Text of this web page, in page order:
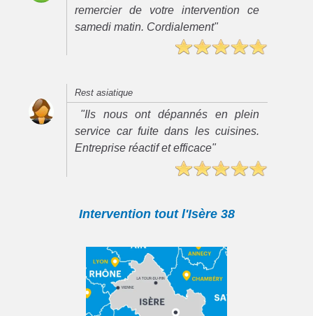
remercier de votre intervention ce
samedi matin. Cordialement"
Rest asiatique
"Ils nous ont dépannés en plein
service car fuite dans les cuisines.
Entreprise réactif et efficace"
Intervention tout l'Isère 38